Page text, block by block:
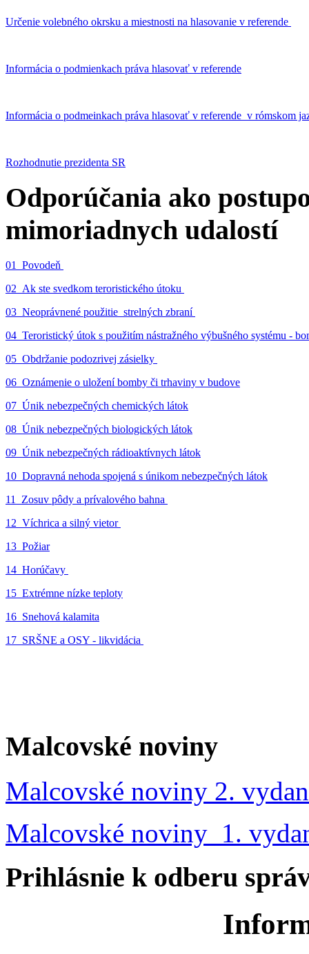
Určenie volebného okrsku a miestnosti na hlasovanie v referende
Informácia o podmienkach práva hlasovať v referende
Informácia o podmeinkach práva hlasovať v referende v rómskom
Rozhodnutie prezidenta SR
Odporúčania ako
mimoriadnych udalostí
01_Povodeň
02_Ak ste svedkom teroristického útoku
03_Neoprávnené použitie strelných zbraní
04_Teroristický útok s použitím nástražného výbušného systému -
05_Obdržanie podozrivej zásielky
06_Oznámenie o uložení bomby či trhaviny v budove
07_Únik nebezpečných chemických látok
08_Únik nebezpečných biologických látok
09_Únik nebezpečných rádioaktívnych látok
10_Dopravná nehoda spojená s únikom nebezpečných látok
11_Zosuv pôdy a prívalového bahna
12_Víchrica a silný vietor
13_Požiar
14_Horúčavy
15_Extrémne nízke teploty
16_Snehová kalamita
17_SRŠNE a OSY - likvidácia
Malcovské noviny
Malcovské noviny 2.
Malcovské noviny 1.
Prihlásnie k odberu